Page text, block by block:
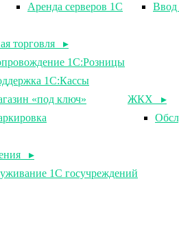
Аренда серверов 1С
Ввод
торговля ▸
1С:Розницы
1С:Кассы
«под ключ»
ЖКХ ▸
▸
1С госучреждений